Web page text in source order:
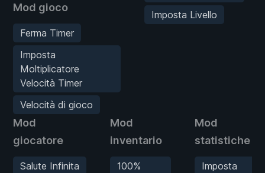
Mod gioco
Ferma Timer
Imposta
Moltiplicatore
Velocità Timer
Velocità di gioco
Imposta Livello
Mod
giocatore
Salute Infinita
Mod
inventario
100%
Mod
statistiche
Imposta